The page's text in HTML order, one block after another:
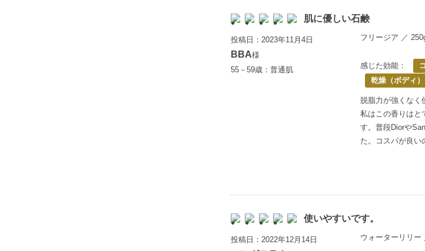
肌に優しい石鹸
投稿日：2023年11月4日
BBA様
55－59歳：普通肌
フリージア ／
感じた効能：
乾燥（ボディ）
脱脂力が強くなく
私はこの香りはと
す。普段Diorや
た。コスパが良い
使いやすいです。
投稿日：2022年12月14日 ウォーターリリー